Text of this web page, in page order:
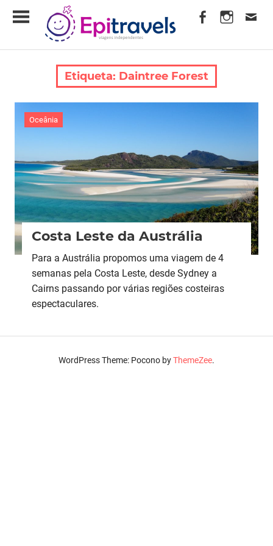
EpiTravels
Viagens
Independentes
Etiqueta: Daintree Forest
Oceânia
Costa Leste da Austrália
Para a Austrália propomos uma viagem de 4
semanas pela Costa Leste, desde Sydney a
Cairns passando por várias regiões costeiras
espectaculares.
WordPress Theme: Pocono byThemeZee.